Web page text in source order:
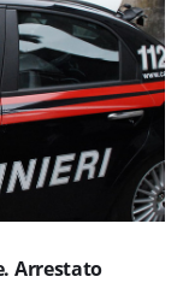
Arrestato